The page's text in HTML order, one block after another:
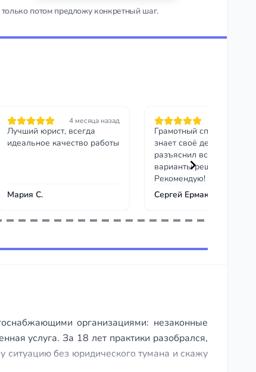
потом предложу конкретный шаг.
4 месяца назад
Лучший юрист, всегда
идеальное качество работы
Мария С.
Грамотный специалист,
знает своё дело. Чётко
разъяснил все риски и
варианты решения.
Рекомендую!
Сергей Ермаков
организациями: незаконные
услуга. За 18 лет практики разобрался,
ситуацию без юридического тумана и скажу